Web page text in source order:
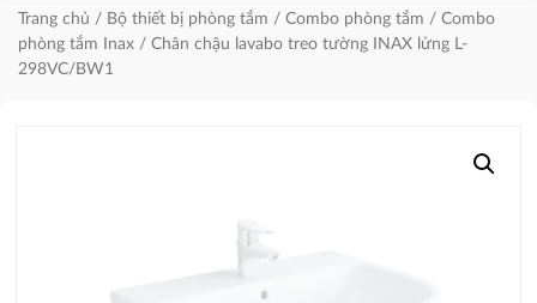
Trang chủ / Bộ thiết bị phòng tắm / Combo phòng tắm / Combo
phòng tắm Inax / Chân chậu lavabo treo tường INAX lửng L-
298VC/BW1